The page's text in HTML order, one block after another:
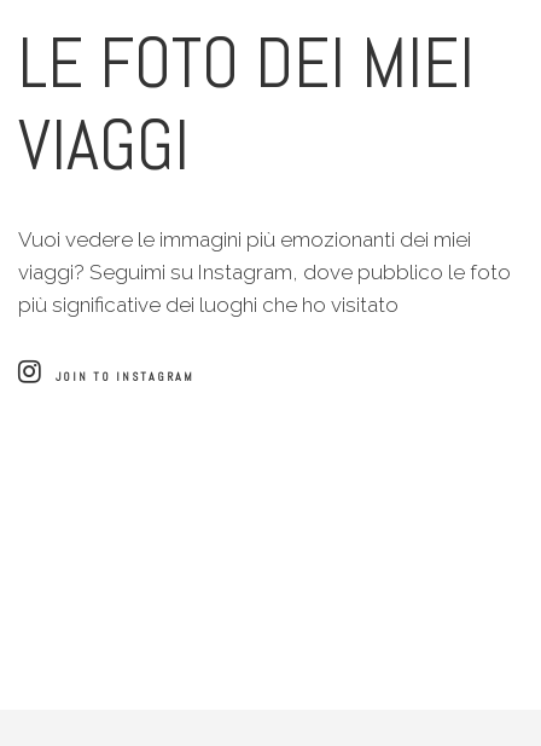
LE FOTO DEI MIEI
VIAGGI
Vuoi vedere le immagini più emozionanti dei miei
viaggi? Seguimi su Instagram, dove pubblico le foto
più significative dei luoghi che ho visitato
JOIN TO INSTAGRAM